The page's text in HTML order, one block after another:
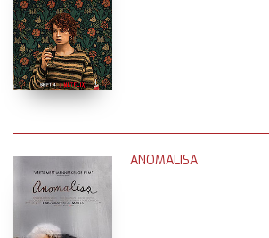
ANOMALISA